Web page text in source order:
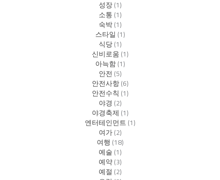
성장(1)
소통(1)
숙박(1)
스타일 (1)
식당(1)
신비로움(1)
아늑함(1)
안전(5)
안전사항(6)
안전수칙 (1)
야경 (2)
야경축제 (1)
엔터테인먼트(1)
여가(2)
여행 (18)
예술(1)
예약(3)
예절 (2)